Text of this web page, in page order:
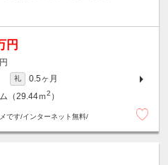
円
礼
0.5ヶ月
（29.44ｍ2 ）
です/インターネット無料/